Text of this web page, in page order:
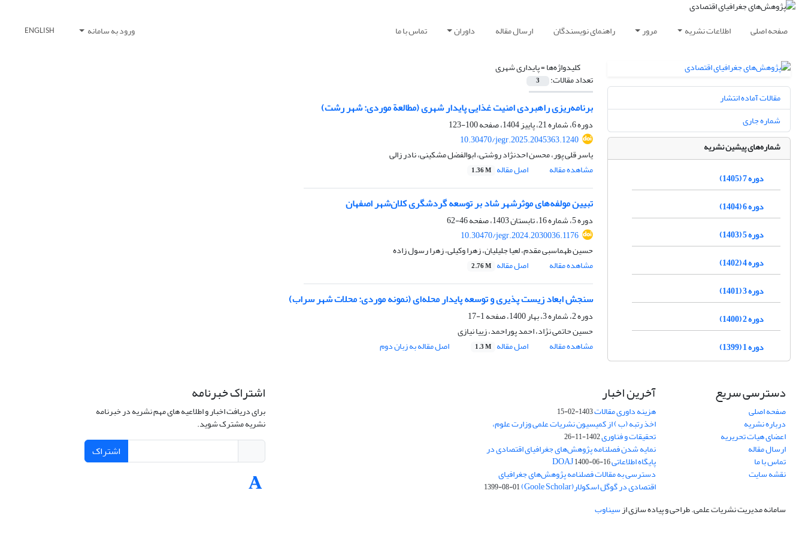
صفحه اصلی اطلاعات نشریه مرور راهنمای نویسندگان ارسال مقاله داوران تماس با ما ورود به سامانه ENGLISH
کلیدواژه‌ها =پایداری شهری
تعداد مقالات: 3
برنامه‌ریزی راهبردی امنیت غذایی پایدار شهری (مطالعة موردی: شهر رشت)
دوره 6، شماره 21، پاییز 1404، صفحه
100-123
10.30470/jegr.2025.2045363.1240
یاسر قلی پور، محسن احدنژاد روشتی، ابوالفضل مشکینی، نادر زالی
مشاهده مقاله
اصل مقاله 1.36 M
تبیین مولفه‌های موثرشهر شاد بر توسعه گردشگری کلان‌شهر اصفهان
دوره 5، شماره 16، تابستان 1403، صفحه
46-62
10.30470/jegr.2024.2030036.1176
حسین طهماسبی مقدم، لعیا جلیلیان، زهرا وکیلی، زهرا رسول زاده
مشاهده مقاله
اصل مقاله 2.76 M
سنجش ابعاد زیست پذیری و توسعه پایدار محله‌ای (نمونه موردی: محلات شهر سراب)
دوره 2، شماره 3، بهار 1400، صفحه
1-17
حسین حاتمی نژاد، احمد پوراحمد، زییا نیازی
مشاهده مقاله
اصل مقاله 1.3 M اصل مقاله به زبان دوم
مقالات آماده انتشار
شماره جاری
شماره‌های پیشین نشریه
دوره 7 (1405)
دوره 6 (1404)
دوره 5 (1403)
دوره 4 (1402)
دوره 3 (1401)
دوره 2 (1400)
دوره 1 (1399)
دسترسی سریع
صفحه اصلی
درباره نشریه
اعضای هیات تحریریه
ارسال مقاله
تماس با ما
نقشه سایت
آخرین اخبار
هزینه داوری مقالات1403-02-15
اخذ رتبه (ب ) از کمیسیون نشریات علمی وزارت علوم،
تحقیقات و فناوری1402-11-26
نمایه شدن فصلنامه پژوهش‌های جغرافیای اقتصادی در
پایگاه اطلاعاتی DOAJ1400-06-16
دسترسی به مقالات فصلنامه پژوهش‌های جغرافیای
اقتصادی در گوگل اسکولار(Goole Scholar) 1399-08-01
اشتراک خبرنامه
برای دریافت اخبار و اطلاعیه های مهم نشریه در خبرنامه
نشریه مشترک شوید.
اشتراک
سامانه مدیریت نشریات علمی.طراحی و پیاده سازی ازسیناوب